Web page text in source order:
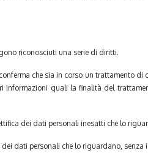
riconosciuti una serie di diritti.
che sia in corso un trattamento
informazioni quali la finalità del
dei dati personali inesatti che lo
dati personali che lo riguardano,